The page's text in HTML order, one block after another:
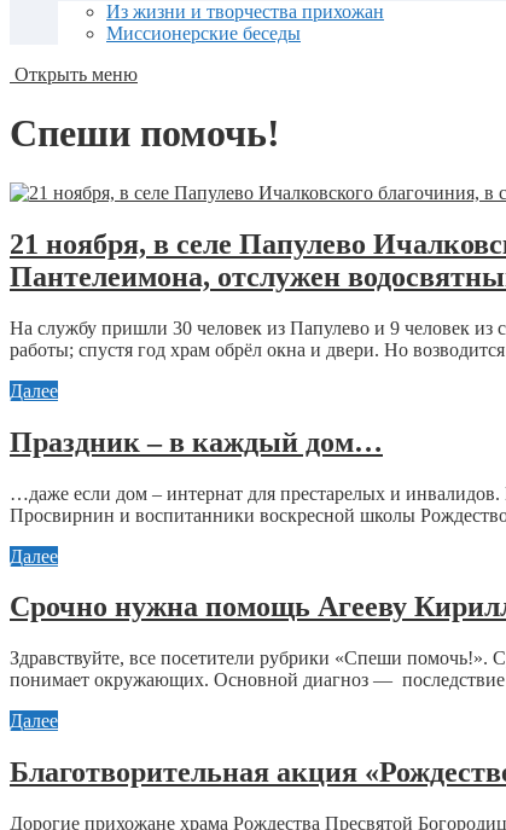
Из жизни и творчества прихожан
Миссионерские беседы
Открыть меню
Спеши помочь!
21 ноября, в селе Папулево
Пантелеимона, отслужен
На службу пришли 30 человек из Папулево и 9 человек из
работы; спустя год храм обрёл окна и двери. Но
Далее
Праздник – в каждый дом…
…даже если дом – интернат для престарелых и
Просвирнин и воспитанники воскресной школы
Далее
Срочно нужна помощь Агееву
Здравствуйте, все посетители рубрики «Спеши
понимает окружающих. Основной диагноз — последствие
Далее
Благотворительная акция
Дорогие прихожане храма Рождества Пресвятой